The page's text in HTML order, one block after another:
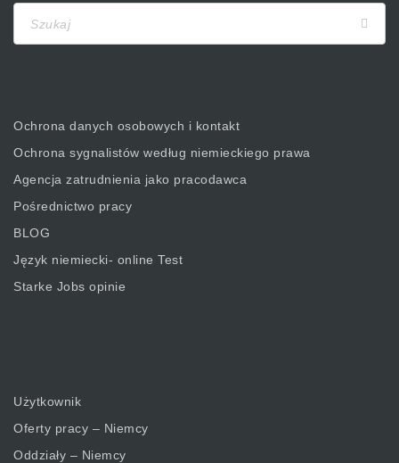
Ochrona danych osobowych i kontakt
Ochrona sygnalistów według niemieckiego prawa
Agencja zatrudnienia jako pracodawca
Pośrednictwo pracy
BLOG
Język niemiecki- online Test
Starke Jobs opinie
Użytkownik
Oferty pracy – Niemcy
Oddziały – Niemcy